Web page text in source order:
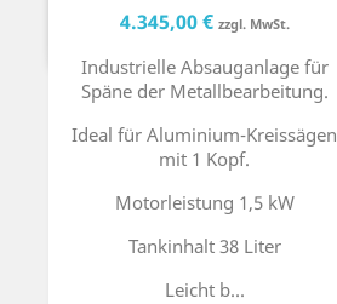
Preis
4.345,00 € zzgl. MwSt.Preis
Industrielle Absauganlage für
Späne der Metallbearbeitung.
Ideal für Aluminium-Kreissägen
mit 1 Kopf.
Motorleistung 1,5 kW
Tankinhalt 38 Liter
Leicht b...